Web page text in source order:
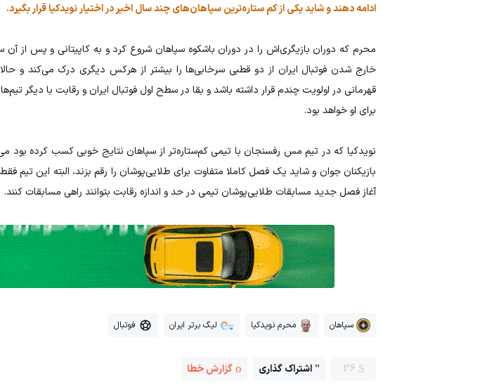
ادامه دهند و شاید یکی از کم ستاره‌ترین سپاهان‌های چند سال اخیر در اختیار نویدکیا قرار بگیرد.
محرم که دوران بازیگری‌اش را در دوران باشکوه سپاهان شروع کرد و به کاپیتانی و پس از آن
خارج شدن فوتبال ایران از دو قطبی سرخابی‌ها را بیشتر از هرکس دیگری درک می‌کند و
قهرمانی در اولویت چندم قرار داشته باشد و بقا در سطح اول فوتبال ایران و رقابت با دیگر
برای او خواهد بود.
نویدکیا که در تیم مس رفسنجان با تیمی کم‌ستاره‌تر از سپاهان نتایج خوبی کسب کرده بود
بازیکنان جوان و شاید یک فصل کاملا متفاوت برای طلایی‌پوشان را رقم بزند، البته این تیم
آغاز فصل جدید مسابقات طلایی‌پوشان تیمی در حد و اندازه رقابت بتوانند راهی مسابقات کنند.
سپاهان محرم نویدکیا لیگ برتر ایران فوتبال
36 اشتراک گذاری گزارش خطا